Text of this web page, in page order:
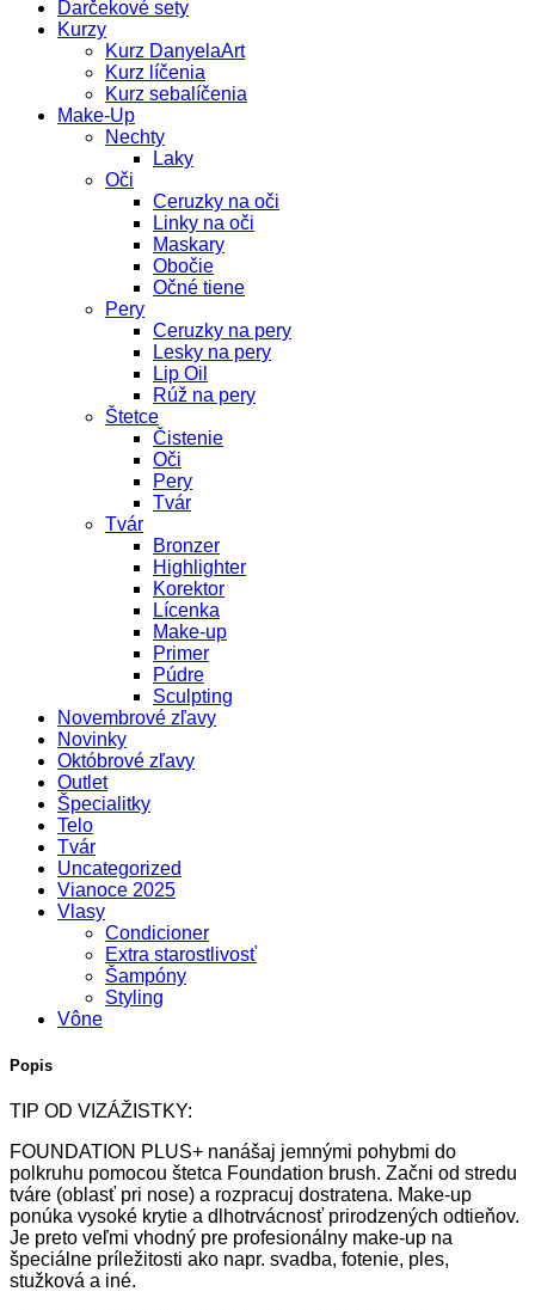
Darčekové sety
Kurzy
Kurz DanyelaArt
Kurz líčenia
Kurz sebalíčenia
Make-Up
Nechty
Laky
Oči
Ceruzky na oči
Linky na oči
Maskary
Obočie
Očné tiene
Pery
Ceruzky na pery
Lesky na pery
Lip Oil
Rúž na pery
Štetce
Čistenie
Oči
Pery
Tvár
Tvár
Bronzer
Highlighter
Korektor
Lícenka
Make-up
Primer
Púdre
Sculpting
Novembrové zľavy
Novinky
Októbrové zľavy
Outlet
Špecialitky
Telo
Tvár
Uncategorized
Vianoce 2025
Vlasy
Condicioner
Extra starostlivosť
Šampóny
Styling
Vône
Popis
TIP OD VIZÁŽISTKY:
FOUNDATION PLUS+ nanášaj jemnými pohybmi do
polkruhu pomocou štetca Foundation brush. Začni od stredu
tváre (oblasť pri nose) a rozpracuj dostratena. Make-up
ponúka vysoké krytie a dlhotrvácnosť prirodzených odtieňov.
Je preto veľmi vhodný pre profesionálny make-up na
špeciálne príležitosti ako napr. svadba, fotenie, ples,
stužková a iné.